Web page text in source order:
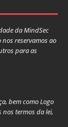
da MindSec
reservamos ao
para as
bem como Logo
nos termos da lei,